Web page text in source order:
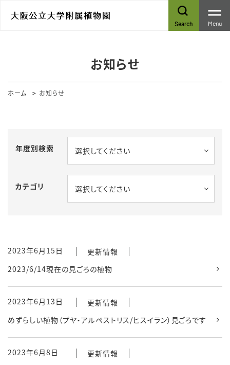
Search Menu
お知らせ
ホーム お知らせ
年度別検索 選択してください
カテゴリ 選択してください
2023年6月15日
更新情報
2023/6/14現在の見ごろの植物
2023年6月13日
更新情報
めずらしい植物（プヤ・アルペストリス/ヒスイラン）見ごろです
2023年6月8日
更新情報